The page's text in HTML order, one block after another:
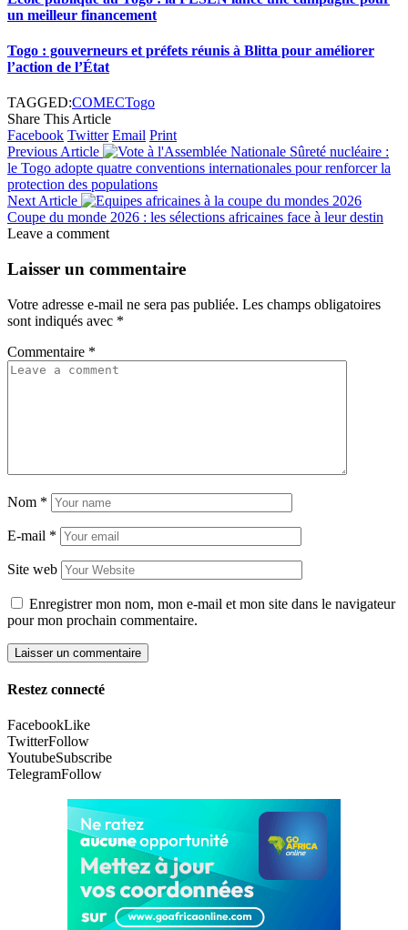
un meilleur financement
Togo : gouverneurs et préfets réunis à Blitta pour améliorer
l’action de l’État
TAGGED:COMECTogo
Share This Article
Facebook Twitter Email Print
Previous Article
Sûreté nucléaire :
le Togo adopte quatre conventions internationales pour renforcer la
protection des populations
Next Article
Coupe du monde 2026 : les sélections africaines face à leur destin
Leave a comment
Laisser un commentaire
Votre adresse e-mail ne sera pas publiée. Les champs obligatoires
sont indiqués avec *
Commentaire *
Nom *
E-mail *
Site web
Enregistrer mon nom, mon e-mail et mon site dans le navigateur
pour mon prochain commentaire.
Restez connecté
FacebookLike
TwitterFollow
YoutubeSubscribe
TelegramFollow